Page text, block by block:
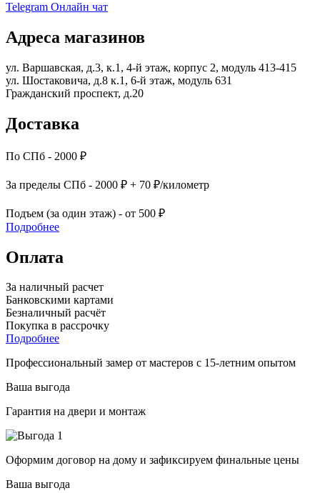
Telegram Онлайн чат
Адреса магазинов
ул. Варшавская, д.3, к.1, 4-й этаж, корпус 2, модуль 413-415
ул. Шостаковича, д.8 к.1, 6-й этаж, модуль 631
Гражданский проспект, д.20
Доставка
По СПб - 2000 ₽
За пределы СПб - 2000 ₽ + 70 ₽/километр
Подъем (за один этаж) - от 500 ₽
Подробнее
Оплата
За наличный расчет
Банковскими картами
Безналичный расчёт
Покупка в рассрочку
Подробнее
Профессиональный замер от мастеров с 15-летним опытом
Ваша выгода
Гарантия на двери и монтаж
Оформим договор на дому и зафиксируем финальные цены
Ваша выгода